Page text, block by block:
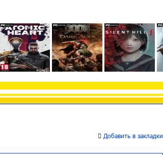
Добавить в закладки